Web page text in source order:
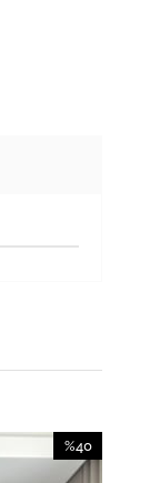
%40
İndirim